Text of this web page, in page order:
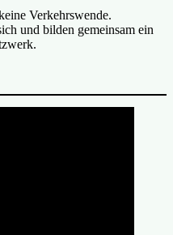
Verkehrswende.
und bilden gemeinsam ein